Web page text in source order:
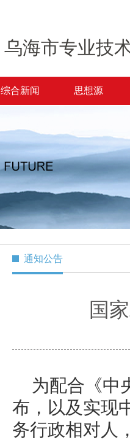
乌海市专业技
综合新闻 思想源
通知公告
国
为配合《中
布，以及实现
务行政相对人